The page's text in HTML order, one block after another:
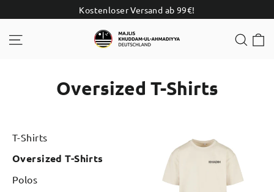
Inhalt
Kostenloser Versand ab 99€!
Seitennavigation
Oversized T-Shirts
T-Shirts
Oversized T-Shirts
Polos